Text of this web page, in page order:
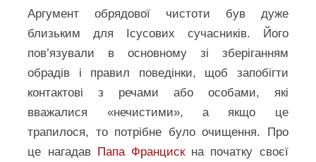
Аргумент обрядової чистоти був дуже
близьким для Ісусових сучасників. Його
пов’язували в основному зі зберіганням
обрадів і правил поведінки, щоб запобігти
контактові з речами або особами, які
вважалися «нечистими», а якщо це
трапилося, то потрібне було очищення. Про
це нагадав Папа Францискна початку своєї